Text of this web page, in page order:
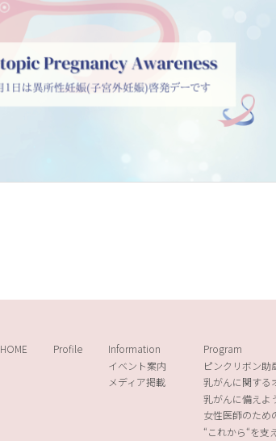
HOME Profile
Information
イベント案内
メディア掲載
Program
ピンクリボン助
乳がんに関する
乳がんに備えよ
女性医師のため
“これから“を支